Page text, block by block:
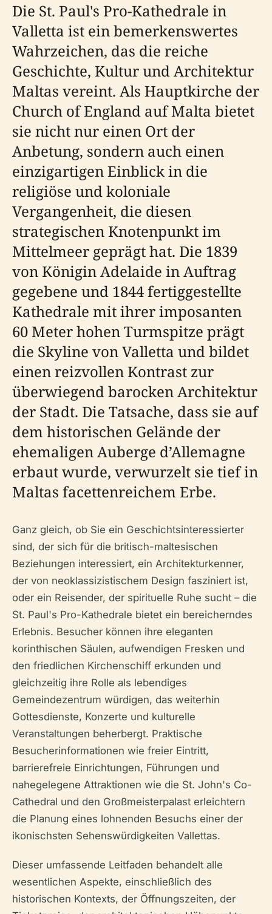
Die St. Paul's Pro-Kathedrale in
Valletta ist ein bemerkenswertes
Wahrzeichen, das die reiche
Geschichte, Kultur und Architektur
Maltas vereint. Als Hauptkirche der
Church of England auf Malta bietet
sie nicht nur einen Ort der
Anbetung, sondern auch einen
einzigartigen Einblick in die
religiöse und koloniale
Vergangenheit, die diesen
strategischen Knotenpunkt im
Mittelmeer geprägt hat. Die 1839
von Königin Adelaide in Auftrag
gegebene und 1844 fertiggestellte
Kathedrale mit ihrer imposanten
60 Meter hohen Turmspitze prägt
die Skyline von Valletta und bildet
einen reizvollen Kontrast zur
überwiegend barocken Architektur
der Stadt. Die Tatsache, dass sie auf
dem historischen Gelände der
ehemaligen Auberge d’Allemagne
erbaut wurde, verwurzelt sie tief in
Maltas facettenreichem Erbe.
Ganz gleich, ob Sie ein Geschichtsinteressierter
sind, der sich für die britisch-maltesischen
Beziehungen interessiert, ein Architekturkenner,
der von neoklassizistischem Design fasziniert ist,
oder ein Reisender, der spirituelle Ruhe sucht – die
St. Paul's Pro-Kathedrale bietet ein bereicherndes
Erlebnis. Besucher können ihre eleganten
korinthischen Säulen, aufwendigen Fresken und
den friedlichen Kirchenschiff erkunden und
gleichzeitig ihre Rolle als lebendiges
Gemeindezentrum würdigen, das weiterhin
Gottesdienste, Konzerte und kulturelle
Veranstaltungen beherbergt. Praktische
Besucherinformationen wie freier Eintritt,
barrierefreie Einrichtungen, Führungen und
nahegelegene Attraktionen wie die St. John's Co-
Cathedral und den Großmeisterpalast erleichtern
die Planung eines lohnenden Besuchs einer der
ikonischsten Sehenswürdigkeiten Vallettas.
Dieser umfassende Leitfaden behandelt alle
wesentlichen Aspekte, einschließlich des
historischen Kontexts, der Öffnungszeiten, der